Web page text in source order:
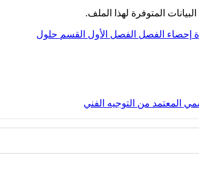
المتوفرة لهذا الملف.
إحصاء الفصل الفصل الأول القسم حلول
المعتمد من التوجيه الفني